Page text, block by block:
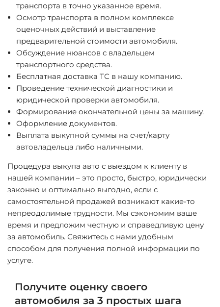
транспорта в точно указанное время.
Осмотр транспорта в полном комплексе
оценочных действий и выставление
предварительной стоимости автомобиля.
Обсуждение нюансов с владельцем
транспортного средства.
Бесплатная доставка ТС в нашу компанию.
Проведение технической диагностики и
юридической проверки автомобиля.
Формирование окончательной цены за машину.
Оформление документов.
Выплата выкупной суммы на счет/карту
автовладельца либо наличными.
Процедура выкупа авто с выездом к клиенту в
нашей компании – это просто, быстро, юридически
законно и оптимально выгодно, если с
самостоятельной продажей возникают какие-то
непреодолимые трудности. Мы сэкономим ваше
время и предложим честную и справедливую цену
за автомобиль. Свяжитесь с нами удобным
способом для получения полной информации по
услуге.
Получите оценку своего
автомобиля за 3 простых шага